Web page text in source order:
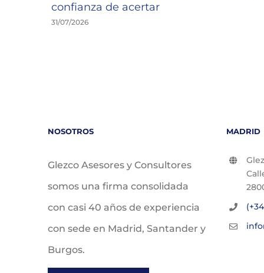
confianza de acertar
31/07/2026
NOSOTROS
Glezco Asesores y Consultores
somos una firma consolidada
con casi 40 años de experiencia
con sede en Madrid, Santander y
Burgos.
MADRID